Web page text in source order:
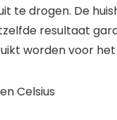
te drogen. De
resultaat
worden voor
Celsius